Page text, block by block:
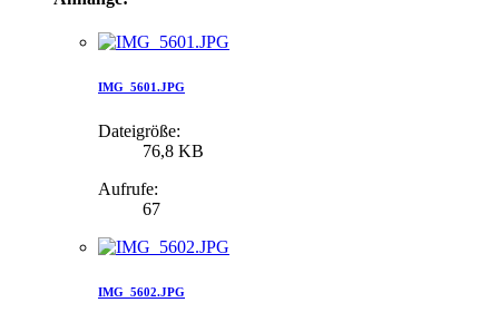
IMG_5601.JPG
Dateigröße:
76,8 KB
Aufrufe:
67
IMG_5602.JPG